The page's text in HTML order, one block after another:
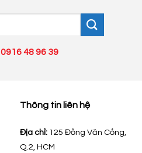
0916 48 96 39
Thông tin liên hệ
Địa chỉ: 125 Đồng Văn Cống,
Q.2, HCM